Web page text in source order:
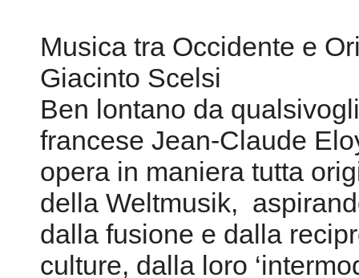
Musica tra Occidente e
Giacinto Scelsi
Ben lontano da
francese Jean-Claude
opera in maniera tutta
della Weltmusik,
dalla fusione e dalla
culture, dalla loro